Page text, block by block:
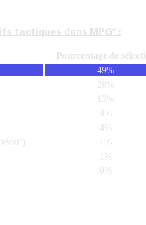
tactiques dans MPG* :
Pourcentage de
49%
28%
13%
4%
4%
1%
1%
0%